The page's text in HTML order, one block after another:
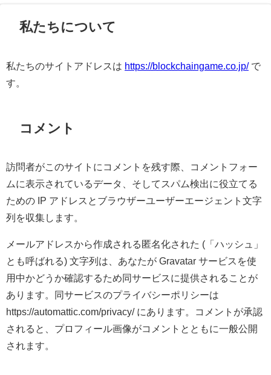
私たちについて
私たちのサイトアドレスは https://blockchaingame.co.jp/で
す。
コメント
訪問者がこのサイトにコメントを残す際、コメントフォー
ムに表示されているデータ、そしてスパム検出に役立てる
ための IP アドレスとブラウザーユーザーエージェント文字
列を収集します。
メールアドレスから作成される匿名化された (「ハッシュ」
とも呼ばれる) 文字列は、あなたが Gravatar サービスを使
用中かどうか確認するため同サービスに提供されることが
あります。同サービスのプライバシーポリシーは
https://automattic.com/privacy/ にあります。コメントが承認
されると、プロフィール画像がコメントとともに一般公開
されます。